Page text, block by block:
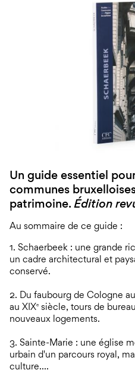
Un guide essentiel
communes
patrimoine.Édition
Au sommaire de ce guide :
1. Schaerbeek : une grande
un cadre architectural et
conservé.
2. Du faubourg de Cologne
au XIXe siècle, tours de
nouveaux logements.
3. Sainte-Marie : une église
urbain d'un parcours royal,
culture....